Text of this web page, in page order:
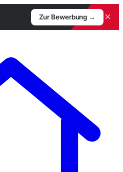
Zur Bewerbung → ×